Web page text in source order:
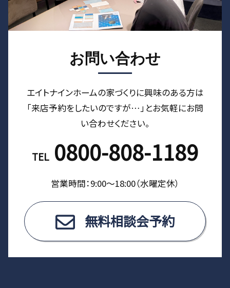
お問い合わせ
エイトナインホームの家づくりに興味のある⽅は
「来店予約をしたいのですが…」とお気軽にお問
い合わせください。
TEL 0800-808-1189
営業時間：9:00〜18:00（⽔曜定休）
無料相談会予約